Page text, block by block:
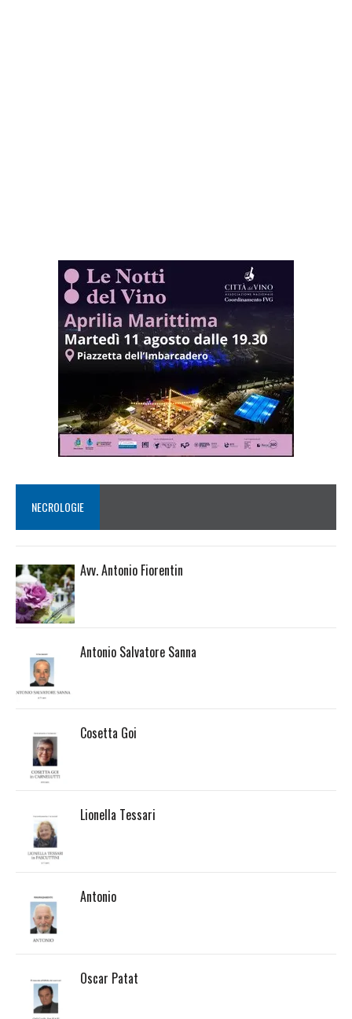
NECROLOGIE
Avv. Antonio Fiorentin
Antonio Salvatore Sanna
Cosetta Goi
Lionella Tessari
Antonio
Oscar Patat